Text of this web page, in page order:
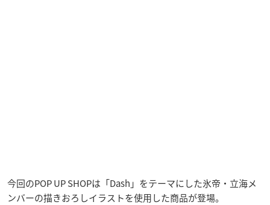
今回のPOP UP SHOPは「Dash」をテーマにした氷帝・立海メ
ンバーの描きおろしイラストを使用した商品が登場。